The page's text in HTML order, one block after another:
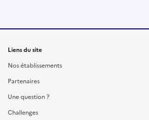
Liens du site
Nos établissements
Partenaires
Une question ?
Challenges